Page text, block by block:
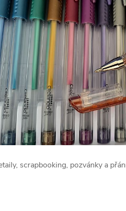
scrapbooking, pozvánky a